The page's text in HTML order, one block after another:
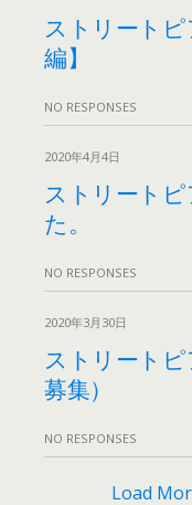
ストリート
編】
NO RESPONSES
2020年4月4日
ストリート
た。
NO RESPONSES
2020年3月30日
ストリート
募集）
NO RESPONSES
Load